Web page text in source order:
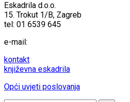
Eskadrila d.o.o.
15. Trokut 1/B, Zagreb
tel: 01 6539 645
e-mail:
kontakt
književna eskadrila
Opći uvjeti poslovanja